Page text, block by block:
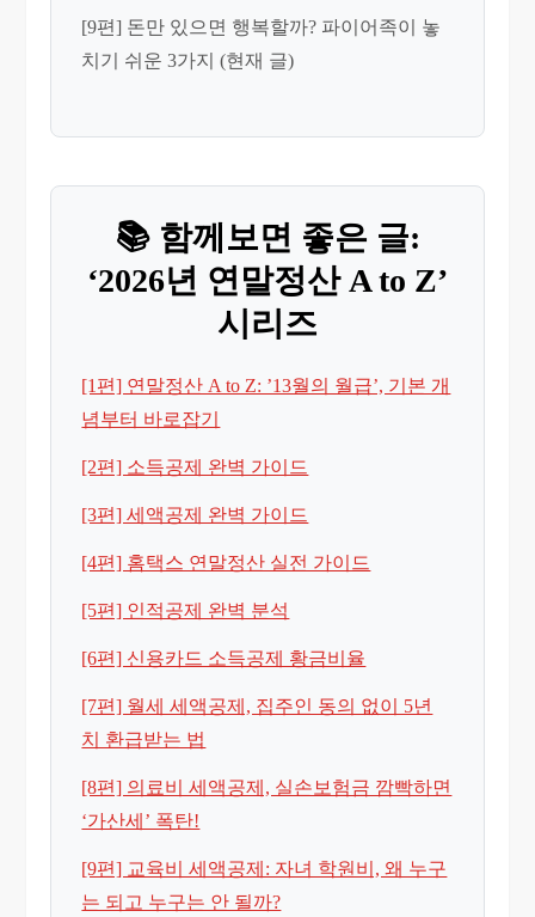
[9편] 돈만 있으면 행복할까? 파이어족이 놓
치기 쉬운 3가지 (현재 글)
📚 함께보면 좋은 글:
‘2026년 연말정산 A to Z’
시리즈
[1편] 연말정산 A to Z: ’13월의 월급’, 기본 개
념부터 바로잡기
[2편] 소득공제 완벽 가이드
[3편] 세액공제 완벽 가이드
[4편] 홈택스 연말정산 실전 가이드
[5편] 인적공제 완벽 분석
[6편] 신용카드 소득공제 황금비율
[7편] 월세 세액공제, 집주인 동의 없이 5년
치 환급받는 법
[8편] 의료비 세액공제, 실손보험금 깜빡하면
‘가산세’ 폭탄!
[9편] 교육비 세액공제: 자녀 학원비, 왜 누구
는 되고 누구는 안 될까?